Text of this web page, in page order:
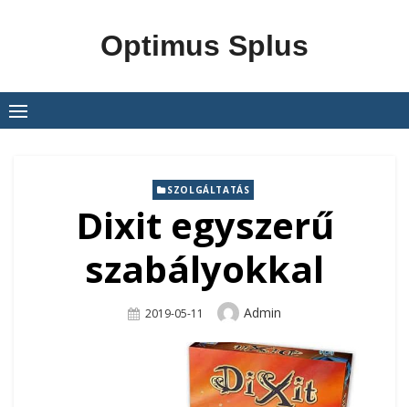
Optimus Splus
SZOLGÁLTATÁS
Dixit egyszerű
szabályokkal
Posted
2019-05-11 Author
Admin